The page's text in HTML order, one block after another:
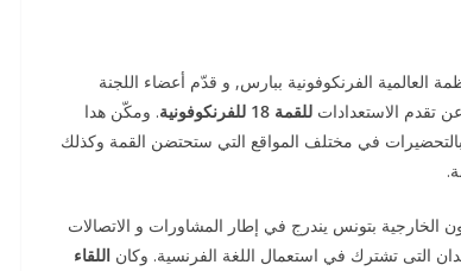
العالمية الفرنكوفونية ببارس, و قدّم أعضاء اللجنة
تقدم الاستعدادات للقمة 18 للفرنكوفونية
. ومكّن هدا
في مختلف المواقع التي ستحتضن القمة وكذلك
بمقر وزارة الشؤون الخارجية بتونس يندرج في إطار المشاورات و الاتصالات
اللقاء